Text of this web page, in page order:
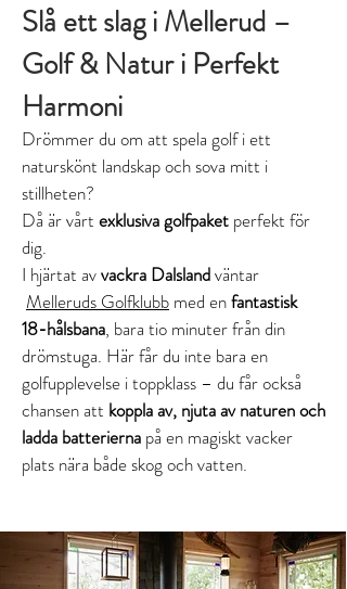
Slå ett slag i Mellerud –
Golf & Natur i Perfekt
Harmoni
Drömmer du om att spela golf i ett
naturskönt landskap och sova mitt i
stillheten?
Då är vårt exklusiva golfpaket perfekt för
dig.
I hjärtat avvackra Dalslandväntar
Melleruds Golfklubb med enfantastisk
18-hålsbana, bara tio minuter från din
drömstuga. Här får du inte bara en
golfupplevelse i toppklass – du får också
chansen att koppla av, njuta av naturen och
ladda batterierna på en magiskt vacker
plats nära både skog och vatten.